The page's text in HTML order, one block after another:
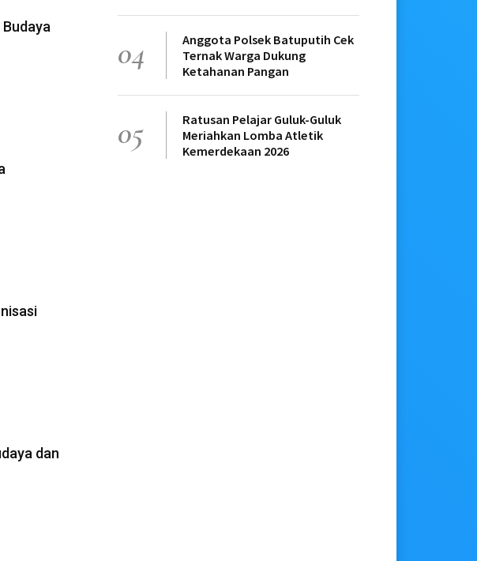
dan
04
Anggota Polsek Batuputih Cek
Ternak Warga Dukung
Ketahanan Pangan
05
Ratusan Pelajar Guluk-Guluk
Meriahkan Lomba Atletik
Kemerdekaan 2026